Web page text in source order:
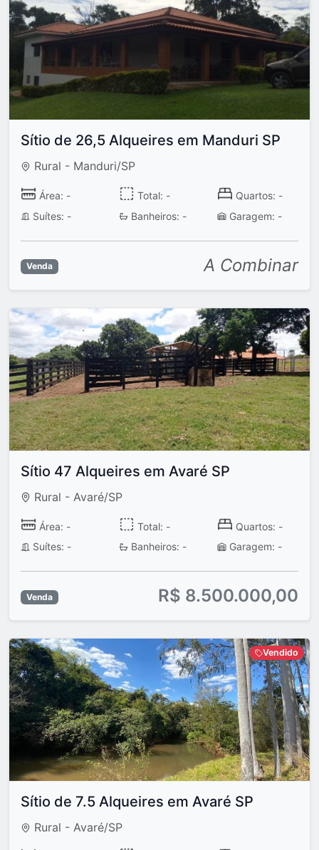
Sítio de 26,5 Alqueires em Manduri SP
Rural - Manduri/SP
Área: - Total: -
Quartos: -
Suítes: -
Banheiros: - Garagem: -
Venda A Combinar
Sítio 47 Alqueires em Avaré SP
Rural - Avaré/SP
Área: - Total: -
Quartos: -
Suítes: -
Banheiros: - Garagem: -
Venda R$ 8.500.000,00
Vendido
Sítio de 7.5 Alqueires em Avaré SP
Rural - Avaré/SP